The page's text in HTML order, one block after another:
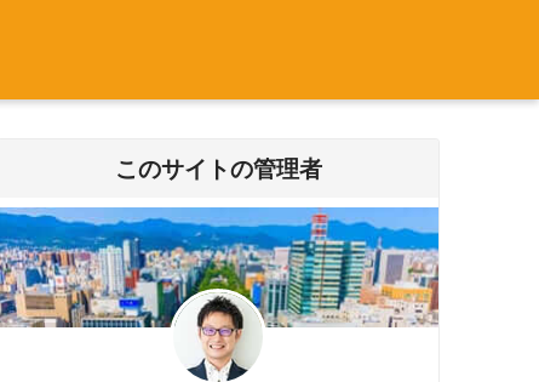
このサイトの管理者